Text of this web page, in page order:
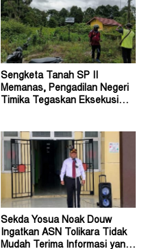
Sengketa Tanah SP II
Memanas, Pengadilan Negeri
Timika Tegaskan Eksekusi
Sekda Yosua Noak Douw
Ingatkan ASN Tolikara Tidak
Mudah Terima Informasi yang